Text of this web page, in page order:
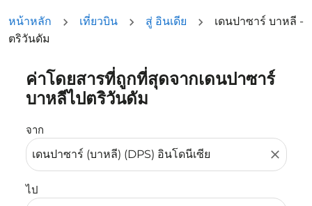
หน้าหลัก เที่ยวบิน สู่ อินเดีย
เดนปาซาร์ บาหลี -
ตริวันดัม
ค่าโดยสารที่ถูกที่สุดจากเดนปาซาร์
บาหลีไปตริวันดัม
จาก
close
ไป
ลองอัปเดตเส้นทางของคุณ (ต้นทางและ/หรือปลายทาง) หรื